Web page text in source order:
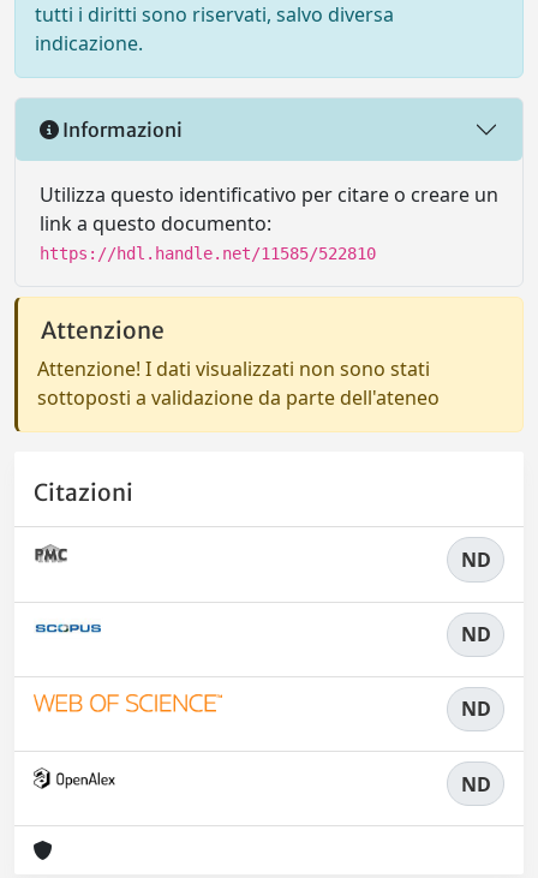
tutti i diritti sono riservati, salvo diversa
indicazione.
Informazioni
Utilizza questo identificativo per citare o creare un
link a questo documento:
https://hdl.handle.net/11585/522810
Attenzione
Attenzione! I dati visualizzati non sono stati
sottoposti a validazione da parte dell'ateneo
Citazioni
ND
ND
ND
ND